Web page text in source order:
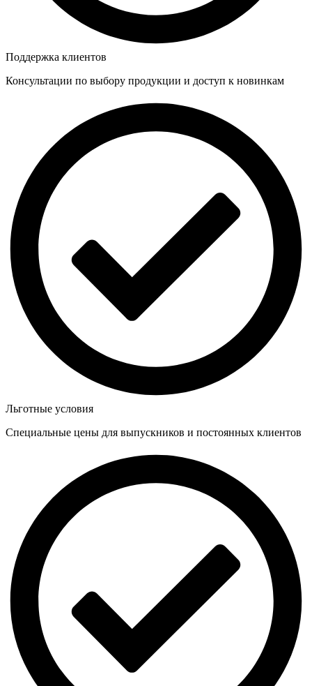
Поддержка клиентов
Консультации по выбору продукции и доступ к новинкам
Льготные условия
Специальные цены для выпускников и постоянных клиентов